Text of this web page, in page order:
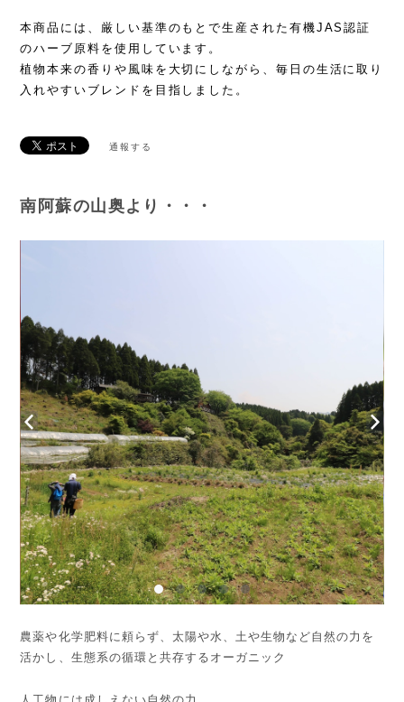
本商品には、厳しい基準のもとで生産された有機JAS認証
のハーブ原料を使用しています。
植物本来の香りや風味を大切にしながら、毎日の生活に取り
入れやすいブレンドを目指しました。
通報する
南阿蘇の山奥より・・・
農薬や化学肥料に頼らず、太陽や水、土や生物など自然の力を
活かし、生態系の循環と共存するオーガニック